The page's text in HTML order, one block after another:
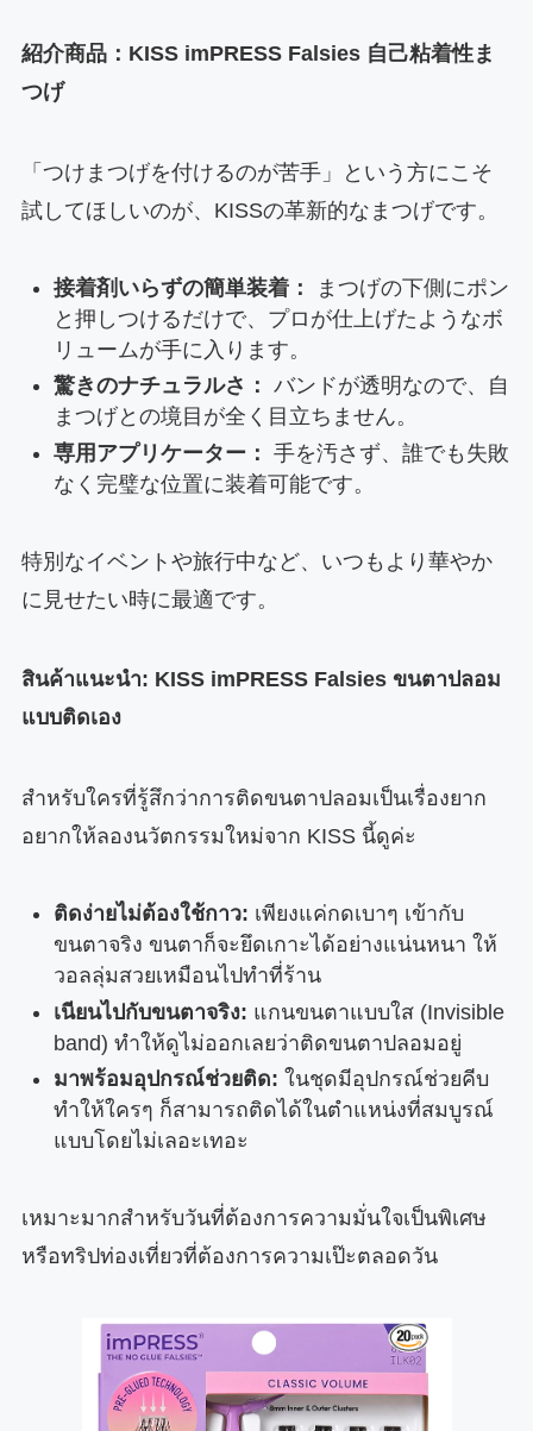
紹介商品：KISS imPRESS Falsies 自己粘着性ま
つげ
「つけまつげを付けるのが苦手」という方にこそ
試してほしいのが、KISSの革新的なまつげです。
接着剤いらずの簡単装着：
まつげの下側にポン
と押しつけるだけで、プロが仕上げたようなボ
リュームが手に入ります。
驚きのナチュラルさ： バンドが透明なので、自
まつげとの境目が全く目立ちません。
専用アプリケーター： 手を汚さず、誰でも失敗
なく完璧な位置に装着可能です。
特別なイベントや旅行中など、いつもより華やか
に見せたい時に最適です。
สินค้าแนะนำ: KISS imPRESS Falsies ขนตาปลอม
แบบติดเอง
สำหรับใครที่รู้สึกว่าการติดขนตาปลอมเป็นเรื่องยาก
อยากให้ลองนวัตกรรมใหม่จาก KISS นี้ดูค่ะ
ติดง่ายไม่ต้องใช้กาว: เพียงแค่กดเบาๆ เข้ากับ
ขนตาจริง ขนตาก็จะยึดเกาะได้อย่างแน่นหนา ให้
วอลลุ่มสวยเหมือนไปทำที่ร้าน
เนียนไปกับขนตาจริง: แกนขนตาแบบใส (Invisible
band) ทำให้ดูไม่ออกเลยว่าติดขนตาปลอมอยู่
มาพร้อมอุปกรณ์ช่วยติด: ในชุดมีอุปกรณ์ช่วยคีบ
ทำให้ใครๆ ก็สามารถติดได้ในตำแหน่งที่สมบูรณ์
แบบโดยไม่เลอะเทอะ
เหมาะมากสำหรับวันที่ต้องการความมั่นใจเป็นพิเศษ
หรือทริปท่องเที่ยวที่ต้องการความเป๊ะตลอดวัน